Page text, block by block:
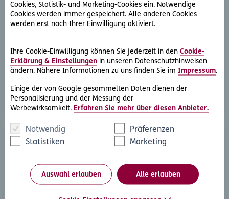
Cookies, Statistik- und Marketing-Cookies ein. Notwendige
Cookies werden immer gespeichert. Alle anderen Cookies
werden erst nach Ihrer Einwilligung aktiviert.
Ihre Cookie-Einwilligung können Sie jederzeit in den Cookie-
Erklärung & Einstellungen in unseren Datenschutzhinweisen
ändern. Nähere Informationen zu uns finden Sie im Impressum.
Einige der von Google gesammelten Daten dienen der
Personalisierung und der Messung der
Werbewirksamkeit. Erfahren Sie mehr über diesen Anbieter.
Notwendig
Präferenzen
Statistiken
Marketing
Auswahl erlauben Alle erlauben
D.A.S. Direkthilfe®
oder streben eine außergerichtliche Lösung an